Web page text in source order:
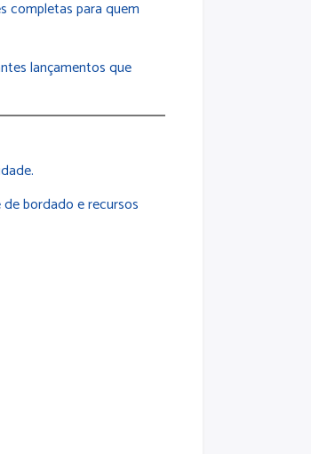
completas para quem
lançamentos que
bordado e recursos